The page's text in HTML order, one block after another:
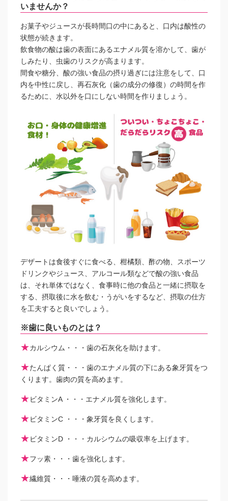
いませんか？
お菓子やジュースが長時間口の中にあると、口内は酸性の
状態が続きます。
飲食物の酸は歯の表面にあるエナメル質を溶かして、歯が
しみたり、虫歯のリスクが高まります。
間食や糖分、酸の強い食品の摂り過ぎには注意をして、口
内を中性に戻し、再石灰化（歯の成分の修復）の時間を作
るために、水以外を口にしない時間を作りましょう。
デザートは食後すぐに食べる、柑橘類、酢の物、スポーツ
ドリンクやジュース、アルコール類などで酸の強い食品
は、それ単体ではなく、食事時に他の食品と一緒に摂取を
する、摂取後に水を飲む・うがいをするなど、摂取の仕方
を工夫すると良いでしょう。
※歯に良いものとは？
★カルシウム・・・歯の石灰化を助けます。
★たんぱく質・・・歯のエナメル質の下にある象牙質をつ
くります。歯肉の質を高めます。
★ビタミンA ・・・エナメル質を強化します。
★ビタミンC ・・・象牙質を良くします。
★ビタミンD ・・・カルシウムの吸収率を上げます。
★フッ素・・・歯を強化します。
★繊維質・・・唾液の質を高めます。